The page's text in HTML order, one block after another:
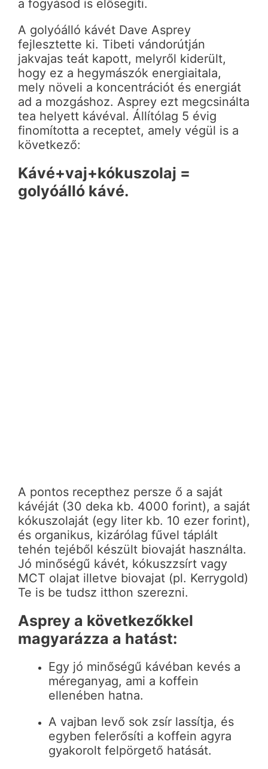
a fogyásod is elősegíti.
A golyóálló kávét Dave Asprey
fejlesztette ki. Tibeti vándorútján
jakvajas teát kapott, melyről kiderült,
hogy ez a hegymászók energiaitala,
mely növeli a koncentrációt és energiát
ad a mozgáshoz. Asprey ezt megcsinálta
tea helyett kávéval. Állítólag 5 évig
finomította a receptet, amely végül is a
következő:
Kávé+vaj+kókuszolaj =
golyóálló kávé.
A pontos recepthez persze ő a saját
kávéját (30 deka kb. 4000 forint), a saját
kókuszolaját (egy liter kb. 10 ezer forint),
és organikus, kizárólag fűvel táplált
tehén tejéből készült biovaját használta.
Jó minőségű kávét, kókuszzsírt vagy
MCT olajat illetve biovajat (pl. Kerrygold)
Te is be tudsz itthon szerezni.
Asprey a következőkkel
magyarázza a hatást:
Egy jó minőségű kávéban kevés a
méreganyag, ami a koffein
ellenében hatna.
A vajban levő sok zsír lassítja, és
egyben felerősíti a koffein agyra
gyakorolt felpörgető hatását.